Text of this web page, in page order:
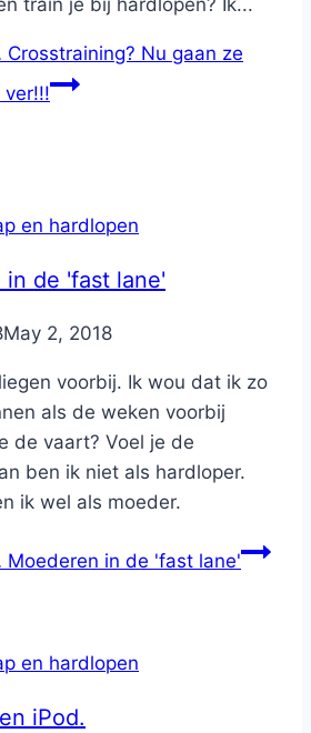
train je bij hardlopen? Ik...
Crosstraining? Nu gaan ze
en hardlopen
in de 'fast lane'
May 2, 2018
voorbij. Ik wou dat ik zo
als de weken voorbij
de vaart? Voel je de
ben ik niet als hardloper.
ik wel als moeder.
Moederen in de 'fast lane'
en hardlopen
iPod.